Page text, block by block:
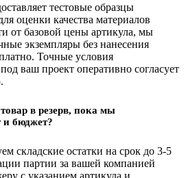
тестовые образцы
оценки качества материалов
от базовой цены артикула, мы
экземпляры без нанесения
Точные условия
ваш проект оперативно согласует
в резерв, пока мы
и бюджет?
складские остатки на срок до 3-5
партии за вашей компанией
с указанием артикула и